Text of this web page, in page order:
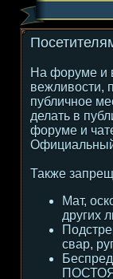
На форуме и
вежливости,
публичное
делать в
форуме и
Также
Мат,
других
свар,